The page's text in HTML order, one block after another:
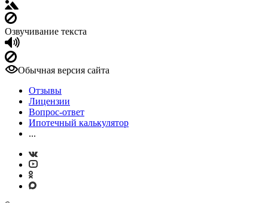
Озвучивание текста
Обычная версия сайта
Отзывы
Лицензии
Вопрос-ответ
Ипотечный калькулятор
...